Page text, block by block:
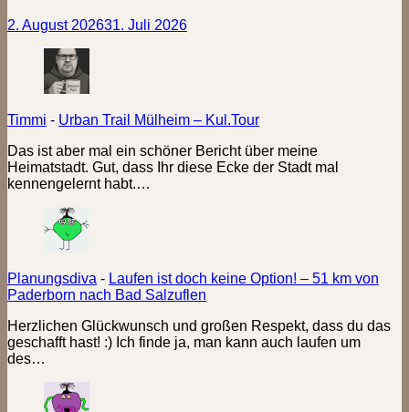
2. August 202631. Juli 2026
Timmi - Urban Trail Mülheim – Kul.Tour
Das ist aber mal ein schöner Bericht über meine
Heimatstadt. Gut, dass Ihr diese Ecke der Stadt mal
kennengelernt habt.…
Planungsdiva - Laufen ist doch keine Option! – 51 km von
Paderborn nach Bad Salzuflen
Herzlichen Glückwunsch und großen Respekt, dass du das
geschafft hast! :) Ich finde ja, man kann auch laufen um
des…